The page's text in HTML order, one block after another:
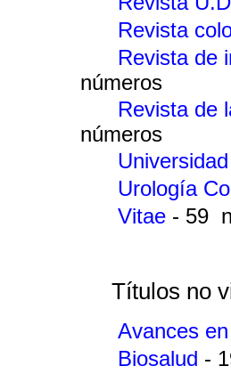
Revista
Revista de
números
Revista de
números
Urología
Vitae - 59
Títulos no
Avances
Biosalud -